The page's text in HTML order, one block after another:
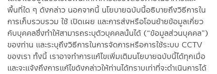
พื้นที่ใด ๆ ดังกล่าว นอกจากนี้ นโยบายฉบับนี้อธิบายถึงวิธีการใน
การเก็บรวบรวม ใช้ เปิดเผย และการส่งหรือโอนย้ายข้อมูลเกี่ยว
กับบุคคลซึ่งทำให้สามารถระบุตัวบุคคลนั้นได้ (“ข้อมูลส่วนบุคคล”)
ของท่าน และระบุถึงวิธีการในการจัดการหรือการใช้ระบบ CCTV
ของเรา ทั้งนี้ เราอาจทำการแก้ไขเพิ่มเติมนโยบายฉบับนี้ได้ทุกเมื่อ
และจะแจ้งถึงการแก้ไขดังกล่าวให้ท่านได้ทราบเท่าที่จะดำเนินการได้